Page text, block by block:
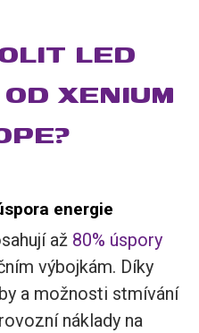
LED
XENIUM
energie
až 80% úspory
výbojkám. Díky
a možnosti stmívání
náklady na